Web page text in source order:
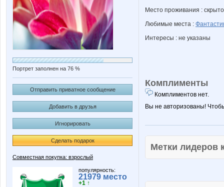
Портрет заполнен на 76 %
Отправить приватное сообщение
Добавить в друзья
Игнорировать
Сделать подарок
Совместная покупка: взрослый
популярность:
21979 место
+1 ↑
Место проживания : скрыто
Любимые места :
Интересы : не указаны
Комплименты
Комплиментов нет.
Вы не авторизованы!
Метки